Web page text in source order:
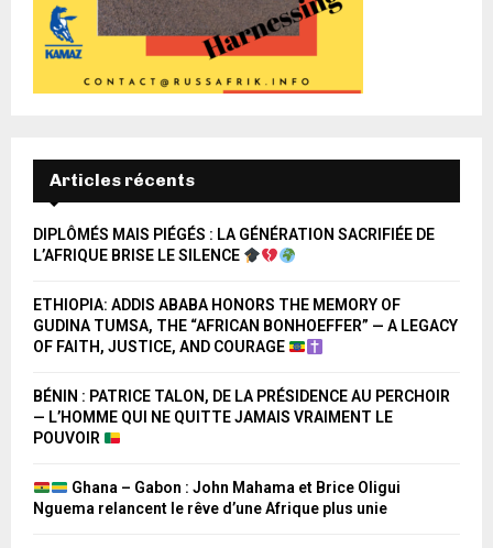
Articles récents
DIPLÔMÉS MAIS PIÉGÉS : LA GÉNÉRATION SACRIFIÉE DE
L’AFRIQUE BRISE LE SILENCE
ETHIOPIA: ADDIS ABABA HONORS THE MEMORY OF
GUDINA TUMSA, THE “AFRICAN BONHOEFFER” — A LEGACY
OF FAITH, JUSTICE, AND COURAGE
BÉNIN : PATRICE TALON, DE LA PRÉSIDENCE AU PERCHOIR
— L’HOMME QUI NE QUITTE JAMAIS VRAIMENT LE
POUVOIR
Ghana – Gabon : John Mahama et Brice Oligui
Nguema relancent le rêve d’une Afrique plus unie